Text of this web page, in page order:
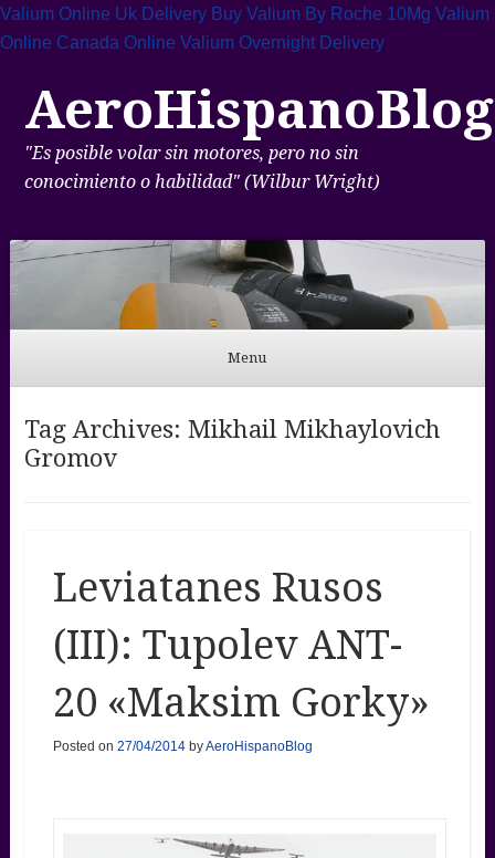
Valium Online Uk Delivery Buy Valium By Roche 10Mg Valium
Online Canada Online Valium Overnight Delivery
AeroHispanoBlog
"Es posible volar sin motores, pero no sin
conocimiento o habilidad" (Wilbur Wright)
Menu
Tag Archives: Mikhail Mikhaylovich
Gromov
Leviatanes Rusos
(III): Tupolev ANT-
20 «Maksim Gorky»
Posted on 27/04/2014byAeroHispanoBlog